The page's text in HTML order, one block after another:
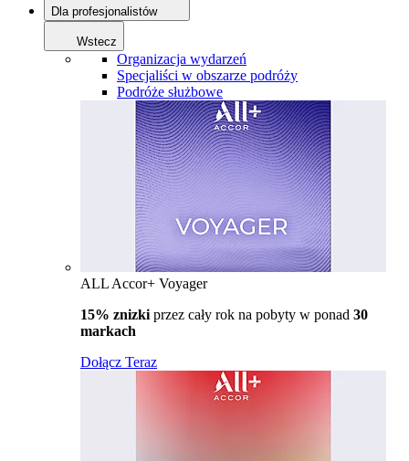
Dla profesjonalistów
Wstecz
Organizacja wydarzeń
Specjaliści w obszarze podróży
Podróże służbowe
ALL Accor+ Voyager
15% znizki przez cały rok na pobyty w ponad 30
markach
Dołącz Teraz